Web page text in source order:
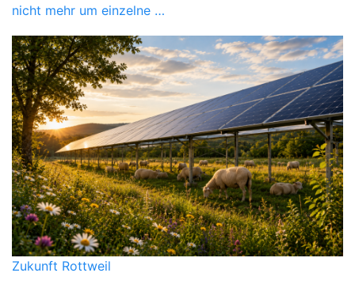
nicht mehr um einzelne …
Zukunft Rottweil